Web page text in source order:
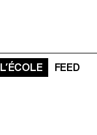
L’ÉCOLE FEED